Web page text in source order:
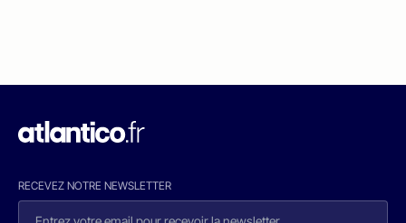
RECEVEZ NOTRE NEWSLETTER